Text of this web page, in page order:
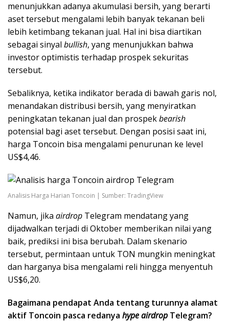
menunjukkan adanya akumulasi bersih, yang berarti
aset tersebut mengalami lebih banyak tekanan beli
lebih ketimbang tekanan jual. Hal ini bisa diartikan
sebagai sinyal bullish, yang menunjukkan bahwa
investor optimistis terhadap prospek sekuritas
tersebut.
Sebaliknya, ketika indikator berada di bawah garis nol,
menandakan distribusi bersih, yang menyiratkan
peningkatan tekanan jual dan prospekbearish
potensial bagi aset tersebut. Dengan posisi saat ini,
harga Toncoin bisa mengalami penurunan ke level
US$4,46.
Analisis Harga Harian Toncoin | Sumber: TradingView
Namun, jika airdrop Telegram mendatang yang
dijadwalkan terjadi di Oktober memberikan nilai yang
baik, prediksi ini bisa berubah. Dalam skenario
tersebut, permintaan untuk TON mungkin meningkat
dan harganya bisa mengalami reli hingga menyentuh
US$6,20.
Bagaimana pendapat Anda tentang turunnya alamat
aktif Toncoin pasca redanya hype airdrop Telegram?